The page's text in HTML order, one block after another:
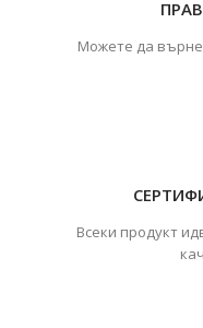
Можете да
Всеки продукт